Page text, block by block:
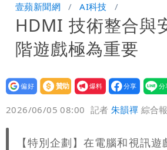
署：本島陸警機率低
男童躍下2.6米高台摔
原因「模仿超人力霸王」
買BNT遭詐10億元 王
策高層牽涉其中」才不
壹蘋新聞網 AI科技
HDMI 技術整合與
階遊戲極為重要
設為
贊助
我要
爆料
2026/06/05 08:00 記者朱韻禪 綜合
【特別企劃】在電腦和視訊